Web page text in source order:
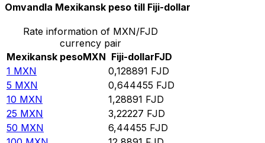
Omvandla Mexikansk peso till Fiji-dollar
Rate information of MXN/FJD
currency pair
Mexikansk pesoMXN Fiji-dollarFJD
1 MXN 0,128891 FJD
5 MXN 0,644455 FJD
10 MXN 1,28891 FJD
25 MXN 3,22227 FJD
50 MXN 6,44455 FJD